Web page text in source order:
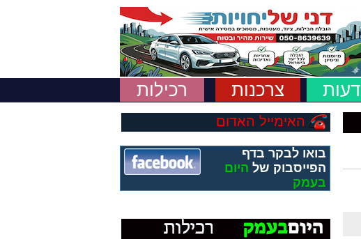
דעות צרכנות רכילות
האימייל האדום
בואו לבקר בדף
הפייסבוק של היום
בעמק